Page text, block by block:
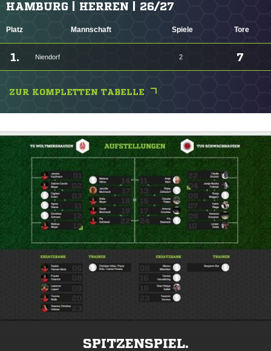
HAMBURG | HERREN | 26/27
Platz Mannschaft Spiele Tore
1. Niendorf 2 7
ZUR KOMPLETTEN TABELLE
SPITZENSPIEL.